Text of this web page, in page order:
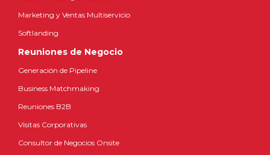
Marketing y Ventas Multiservicio
Softlanding
Reuniones de Negocio
Generación de Pipeline
Business Matchmaking
Reuniones B2B
Visitas Corporativas
Consultor de Negocios Onsite